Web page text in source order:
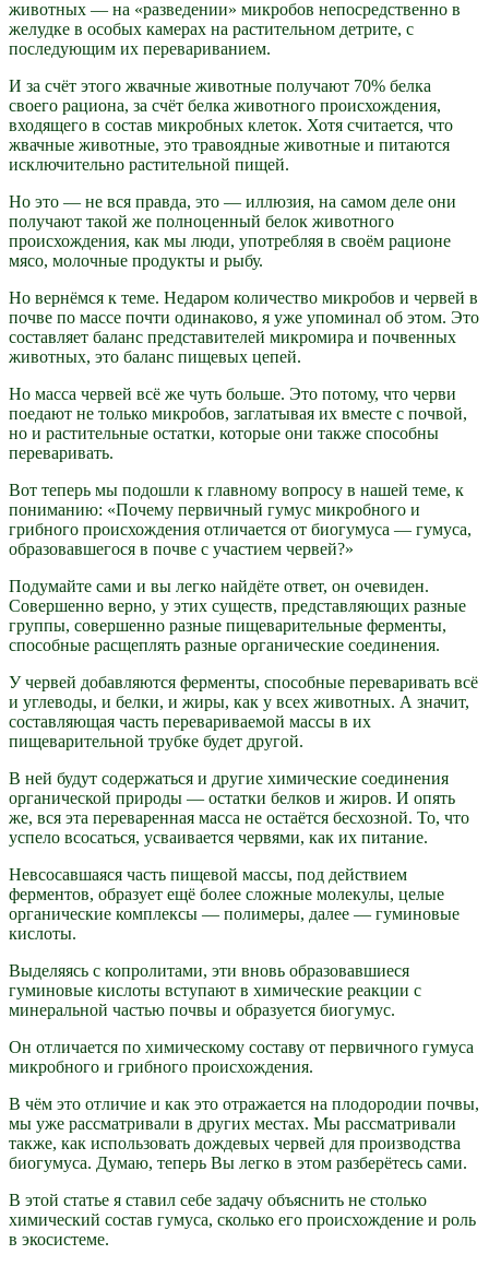
животных — на «разведении» микробов непосредственно в
желудке в особых камерах на растительном детрите, с
последующим их перевариванием.
И за счёт этого жвачные животные получают 70% белка
своего рациона, за счёт белка животного происхождения,
входящего в состав микробных клеток. Хотя считается, что
жвачные животные, это травоядные животные и питаются
исключительно растительной пищей.
Но это — не вся правда, это — иллюзия, на самом деле они
получают такой же полноценный белок животного
происхождения, как мы люди, употребляя в своём рационе
мясо, молочные продукты и рыбу.
Но вернёмся к теме. Недаром количество микробов и червей в
почве по массе почти одинаково, я уже упоминал об этом. Это
составляет баланс представителей микромира и почвенных
животных, это баланс пищевых цепей.
Но масса червей всё же чуть больше. Это потому, что черви
поедают не только микробов, заглатывая их вместе с почвой,
но и растительные остатки, которые они также способны
переваривать.
Вот теперь мы подошли к главному вопросу в нашей теме, к
пониманию: «Почему первичный гумус микробного и
грибного происхождения отличается от биогумуса — гумуса,
образовавшегося в почве с участием червей?»
Подумайте сами и вы легко найдёте ответ, он очевиден.
Совершенно верно, у этих существ, представляющих разные
группы, совершенно разные пищеварительные ферменты,
способные расщеплять разные органические соединения.
У червей добавляются ферменты, способные переваривать всё
и углеводы, и белки, и жиры, как у всех животных. А значит,
составляющая часть перевариваемой массы в их
пищеварительной трубке будет другой.
В ней будут содержаться и другие химические соединения
органической природы — остатки белков и жиров. И опять
же, вся эта переваренная масса не остаётся бесхозной. То, что
успело всосаться, усваивается червями, как их питание.
Невсосавшаяся часть пищевой массы, под действием
ферментов, образует ещё более сложные молекулы, целые
органические комплексы — полимеры, далее — гуминовые
кислоты.
Выделяясь с копролитами, эти вновь образовавшиеся
гуминовые кислоты вступают в химические реакции с
минеральной частью почвы и образуется биогумус.
Он отличается по химическому составу от первичного гумуса
микробного и грибного происхождения.
В чём это отличие и как это отражается на плодородии почвы,
мы уже рассматривали в других местах. Мы рассматривали
также, как использовать дождевых червей для производства
биогумуса. Думаю, теперь Вы легко в этом разберётесь сами.
В этой статье я ставил себе задачу объяснить не столько
химический состав гумуса, сколько его происхождение и роль
в экосистеме.